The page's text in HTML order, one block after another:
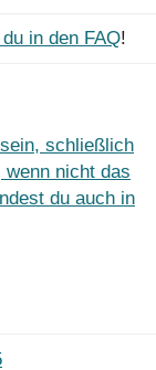
in den FAQ!
schließlich
nicht das
du auch in